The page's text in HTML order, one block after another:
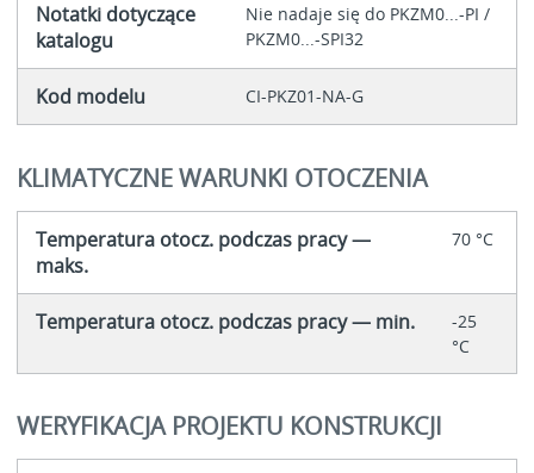
Notatki dotyczące
katalogu
Nie nadaje się do PKZM0...-PI /
PKZM0...-SPI32
Kod modelu CI-PKZ01-NA-G
KLIMATYCZNE WARUNKI OTOCZENIA
Temperatura otocz. podczas pracy —
maks.
70 °C
Temperatura otocz. podczas pracy — min.
-25
°C
WERYFIKACJA PROJEKTU KONSTRUKCJI